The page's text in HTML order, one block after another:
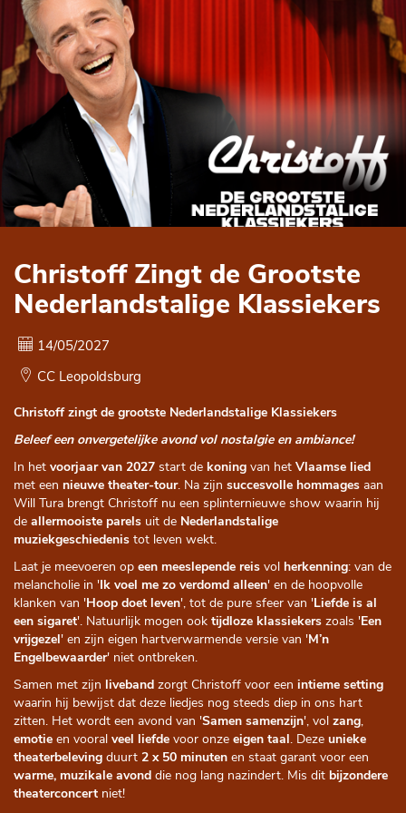
Christoff Zingt de Grootste
Nederlandstalige Klassiekers
14/05/2027
CC Leopoldsburg
Christoff zingt de grootste Nederlandstalige Klassiekers
Beleef een onvergetelijke avond vol nostalgie en ambiance!
In het voorjaar van 2027 start de koning van het Vlaamse lied
met een nieuwe theater-tour. Na zijn succesvolle hommages aan
Will Tura brengt Christoff nu een splinternieuwe show waarin hij
de allermooiste parels uit de Nederlandstalige
muziekgeschiedenis tot leven wekt.
Laat je meevoeren op een meeslepende reis vol herkenning: van de
melancholie in 'Ik voel me zo verdomd alleen' en de hoopvolle
klanken van 'Hoop doet leven', tot de pure sfeer van 'Liefde is al
een sigaret'. Natuurlijk mogen ook tijdloze klassiekers zoals 'Een
vrijgezel' en zijn eigen hartverwarmende versie van 'M’n
Engelbewaarder' niet ontbreken.
Samen met zijn liveband zorgt Christoff voor een intieme setting
waarin hij bewijst dat deze liedjes nog steeds diep in ons hart
zitten. Het wordt een avond van 'Samen samenzijn', vol zang,
emotie en vooral veel liefde voor onze eigen taal. Deze unieke
theaterbeleving duurt 2 x 50 minuten en staat garant voor een
warme, muzikale avond die nog lang nazindert. Mis dit bijzondere
theaterconcert niet!
Cookie instellingen